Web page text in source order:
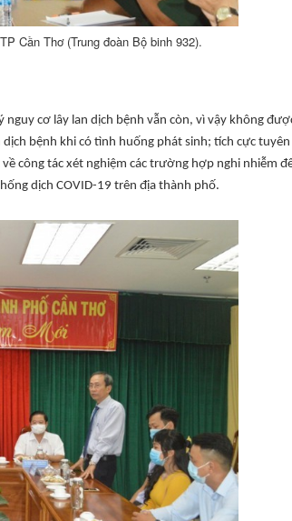
Cần Thơ (Trung đoàn Bộ binh 932).
nguy cơ lây lan dịch bệnh vẫn còn, vì vậy không
bệnh khi có tình huống phát sinh; tích cực tuyên
công tác xét nghiệm các trường hợp nghi nhiễm
dịch COVID-19 trên địa thành phố.